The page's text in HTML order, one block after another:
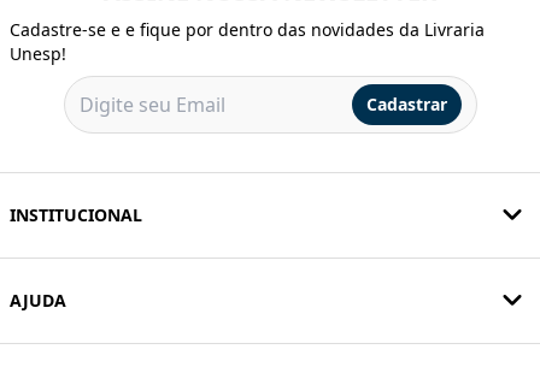
Cadastre-se e e fique por dentro das novidades da Livraria
Unesp!
Cadastrar
INSTITUCIONAL
AJUDA